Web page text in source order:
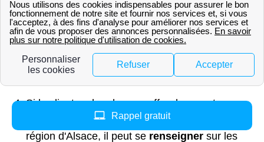
service, Engie coordonnera avec le
gestionnaire de réseau de distribution
(GrDF pour le gaz naturel et Enedis pour
l'électricité) pour effectuer la mise en service à
Donnenheim.
Si le client recherche une offre de gaz et
d'électricité adaptée aux professionnels dans la
région d'Alsace, il peut se renseigner sur les
Rappel gratuit